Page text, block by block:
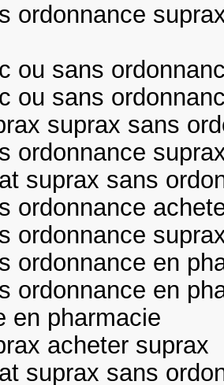
ordonnance
ou sans
ou sans
suprax sans
ordonnance
suprax sans
ordonnance
ordonnance
ordonnance en
ordonnance en
en pharmacie
acheter suprax
suprax sans